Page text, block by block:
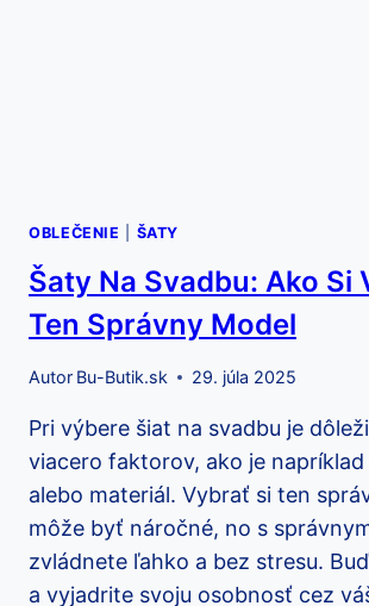
OBLEČENIE ŠATY
Šaty Na Svadbu: Ako Si
Ten Správny Model
Autor Bu-Butik.sk 29. júla 2025
Pri výbere šiat na svadbu je
viacero faktorov, ako je
alebo materiál. Vybrať si ten
môže byť náročné, no s
zvládnete ľahko a bez stresu.
a vyjadrite svoju osobnosť cez